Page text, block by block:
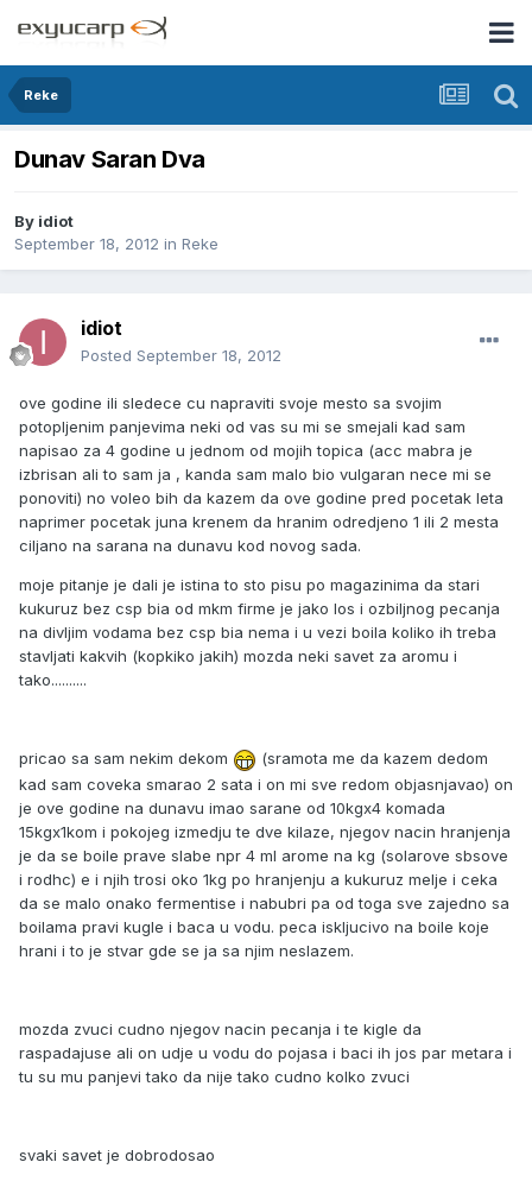
Reke
Dunav Saran Dva
By idiot
September 18, 2012 in Reke
idiot
Posted September 18, 2012
ove godine ili sledece cu napraviti svoje mesto sa svojim
potopljenim panjevima neki od vas su mi se smejali kad sam
napisao za 4 godine u jednom od mojih topica (acc mabra je
izbrisan ali to sam ja , kanda sam malo bio vulgaran nece mi se
ponoviti) no voleo bih da kazem da ove godine pred pocetak leta
naprimer pocetak juna krenem da hranim odredjeno 1 ili 2 mesta
ciljano na sarana na dunavu kod novog sada.
moje pitanje je dali je istina to sto pisu po magazinima da stari
kukuruz bez csp bia od mkm firme je jako los i ozbiljnog pecanja
na divljim vodama bez csp bia nema i u vezi boila koliko ih treba
stavljati kakvih (kopkiko jakih) mozda neki savet za aromu i
tako..........
pricao sa sam nekim dekom
(sramota me da kazem dedom
kad sam coveka smarao 2 sata i on mi sve redom objasnjavao) on
je ove godine na dunavu imao sarane od 10kgx4 komada
15kgx1kom i pokojeg izmedju te dve kilaze, njegov nacin hranjenja
je da se boile prave slabe npr 4 ml arome na kg (solarove sbsove
i rodhc) e i njih trosi oko 1kg po hranjenju a kukuruz melje i ceka
da se malo onako fermentise i nabubri pa od toga sve zajedno sa
boilama pravi kugle i baca u vodu. peca iskljucivo na boile koje
hrani i to je stvar gde se ja sa njim neslazem.
mozda zvuci cudno njegov nacin pecanja i te kigle da
raspadajuse ali on udje u vodu do pojasa i baci ih jos par metara i
tu su mu panjevi tako da nije tako cudno kolko zvuci
svaki savet je dobrodosao